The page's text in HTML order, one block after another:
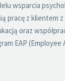
wsparcia
pracę z klientem
oraz
EAP (Employee